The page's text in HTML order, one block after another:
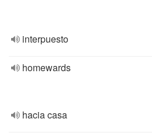
interpuesto
homewards
hacia casa